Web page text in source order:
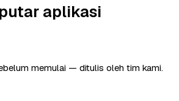
aplikasi
memulai — ditulis oleh tim kami.